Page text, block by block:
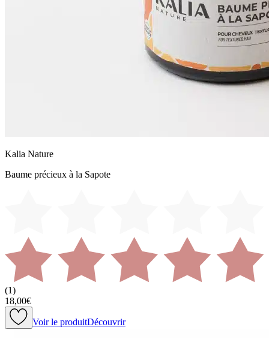
Kalia Nature
Baume précieux à la Sapote
(1)
18,00€
Voir le produitDécouvrir